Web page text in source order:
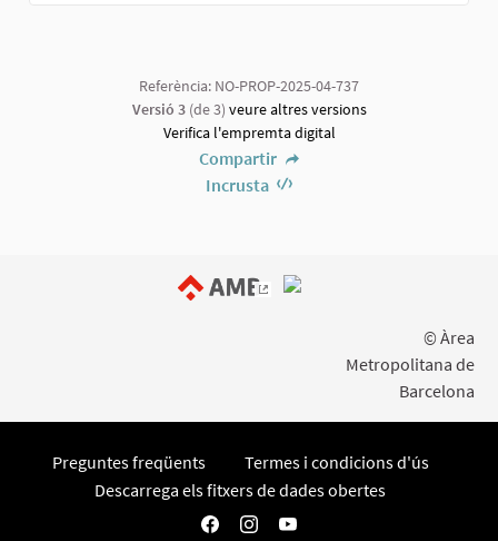
Referència: NO-PROP-2025-04-737
Versió 3(de 3) veure altres versions
Verifica l'empremta digital
Compartir
Incrusta
© Àrea
Metropolitana de
Barcelona
Preguntes freqüents
Termes i condicions d'ús
Descarrega els fitxers de dades obertes
Participa AMB a Facebook
Participa AMB a Instagram
Participa AMB a YouTube